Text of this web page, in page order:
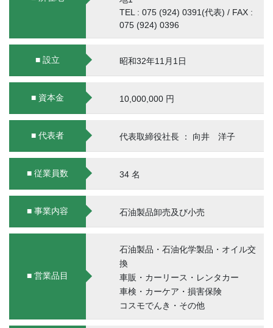
TEL : 075 (924) 0391(代表) / FAX :
075 (924) 0396
■ 設立 昭和32年11月1日
■ 資本金 10,000,000 円
■ 代表者 代表取締役社長 ： 向井 洋子
■ 従業員数 34 名
■ 事業内容 石油製品卸売及び小売
■ 営業品目
石油製品・石油化学製品・オイル交
換
車販・カーリース・レンタカー
車検・カーケア・損害保険
コスモでんき・その他